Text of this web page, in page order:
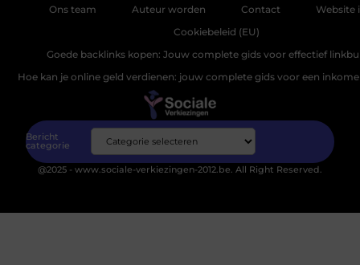
Ons team
Auteur worden Contact
Website
Cookiebeleid (EU)
Goede backlinks kopen: Jouw complete gids voor effectief
Hoe kan je online geld verdienen: jouw complete gids voor een
Bericht
categorie
@2025 - www.sociale-verkiezingen-2012.be. All Right Reserved.